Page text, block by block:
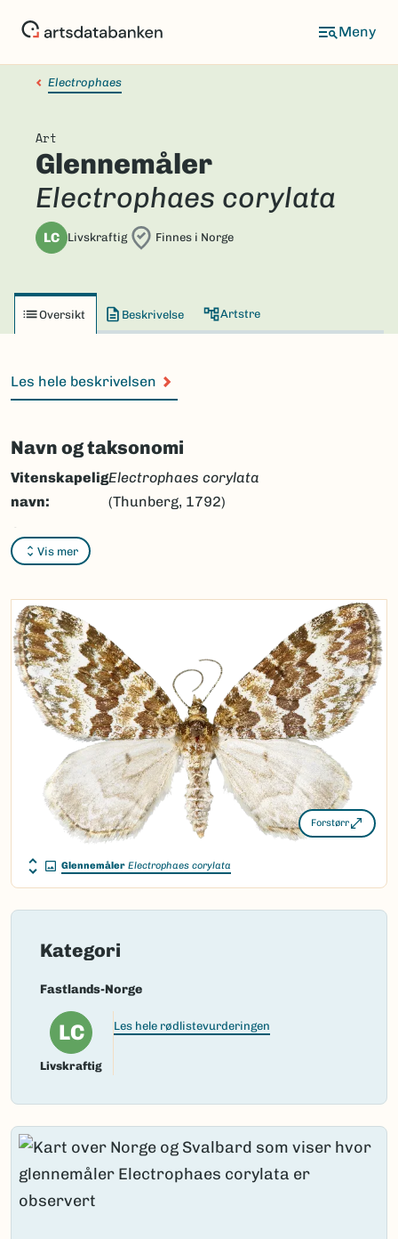
Electrophaes
Art
Glennemåler
Electrophaes corylata
LC Livskraftig Finnes i Norge
Oversikt Beskrivelse Artstre
Les hele beskrivelsen
Navn og taksonomi
Vis mer
Vitenskapelig
navn:
Electrophaes corylata
(Thunberg, 1792)
Synonymer:
Bokmål:glennemåler
Nynorsk:glennemålar
Nordsamisk/Davvisámegiella:
Vitenskapelig navn ID:
46833
Takson ID:30056
Gå til Nortaxa for flere detaljer
(Ekstern lenke)
Forstørr
Glennemåler Electrophaes corylata
Kategori
Fastlands-Norge
LC
Livskraftig
Les hele rødlistevurderingen